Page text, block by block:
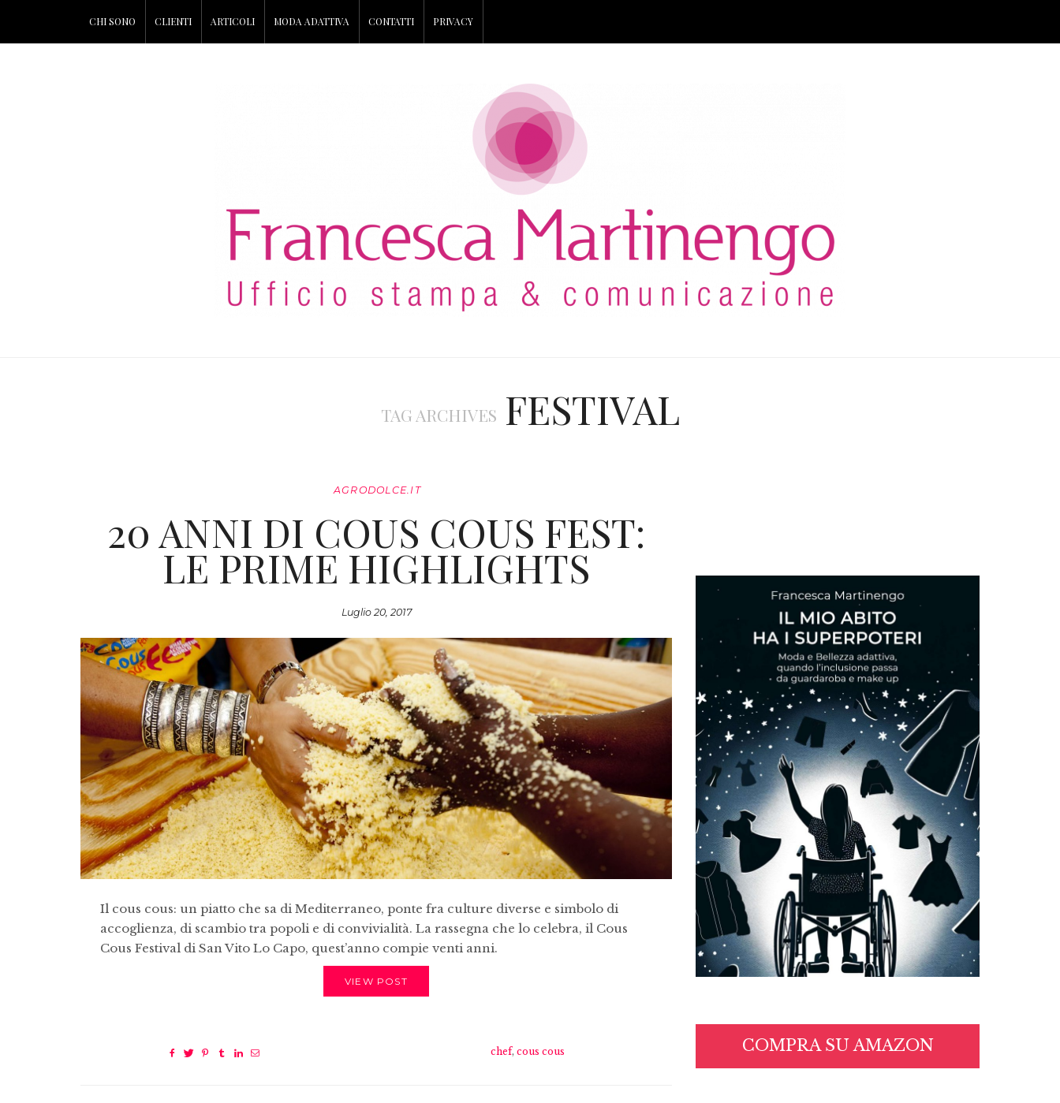
CHI SONO CLIENTI ARTICOLI MODA ADATTIVA CONTATTI PRIVACY
TAG ARCHIVES FESTIVAL
AGRODOLCE.IT
20 ANNI DI COUS COUS FEST:
LE PRIME HIGHLIGHTS
Luglio 20, 2017
Il cous cous: un piatto che sa di Mediterraneo, ponte fra culture diverse e simbolo di
accoglienza, di scambio tra popoli e di convivialità. La rassegna che lo celebra, il Cous
Cous Festival di San Vito Lo Capo, quest’anno compie venti anni.
VIEW POST
chef, cous cous COMPRA SU AMAZON